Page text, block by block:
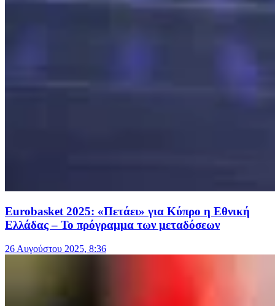
Eurobasket 2025: «Πετάει» για Κύπρο η Εθνική
Ελλάδας – Το πρόγραμμα των μεταδόσεων
26 Αυγούστου 2025, 8:36